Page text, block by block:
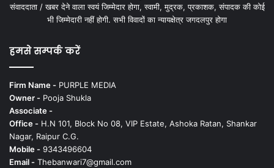
संवाददाता / खबर देने वाला स्वयं जिम्मेदार होगा, स्वामी, मुद्रक, प्रकाशक, संपादक की कोई
भी जिम्मेदारी नहीं होगी. सभी विवादों का न्यायक्षेत्र जगदलपुर होगा
हमसे सम्पर्क करें
Firm Name - PURPLE MEDIA
Owner - Pooja Shukla
Associate -
Office - H.N 101, Block No 08, VIP Estate, Ashoka Ratan, Shankar
Nagar, Raipur C.G.
Mobile - 9343496604
Email - Thebanwari7@gmail.com